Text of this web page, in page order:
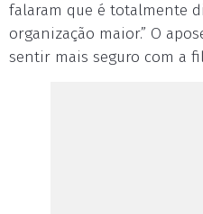
falaram que é totalmente
organização maior.” O
sentir mais seguro com a